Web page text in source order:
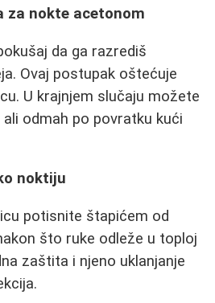
za nokte acetonom
da ga razrediš
Ovaj postupak oštećuje
U krajnjem slučaju možete
odmah po povratku kući
noktiju
potisnite štapićem od
što ruke odleže u toploj
zaštita i njeno uklanjanje